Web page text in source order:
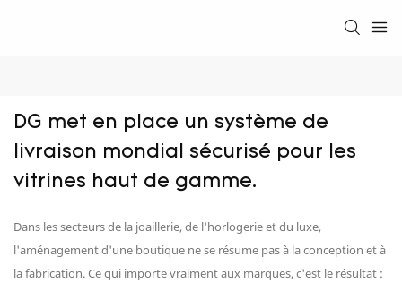
DG met en place un système de
livraison mondial sécurisé pour les
vitrines haut de gamme.
Dans les secteurs de la joaillerie, de l'horlogerie et du luxe,
l'aménagement d'une boutique ne se résume pas à la conception et à
la fabrication. Ce qui importe vraiment aux marques, c'est le résultat :